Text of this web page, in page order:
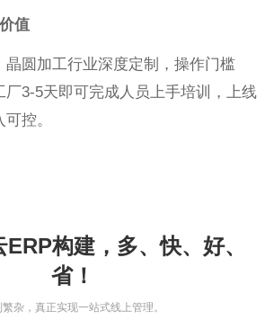
值
晶圆加工行业深度定制，操作门槛
厂3-5天即可完成人员上手培训，上线
控。
构建，多、快、好、
省！
杂，真正实现一站式线上管理。